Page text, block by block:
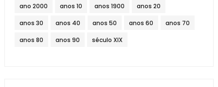
ano 2000 anos 10 anos 1900 anos 20
anos 30 anos 40 anos 50 anos 60 anos 70
anos 80 anos 90 século XIX